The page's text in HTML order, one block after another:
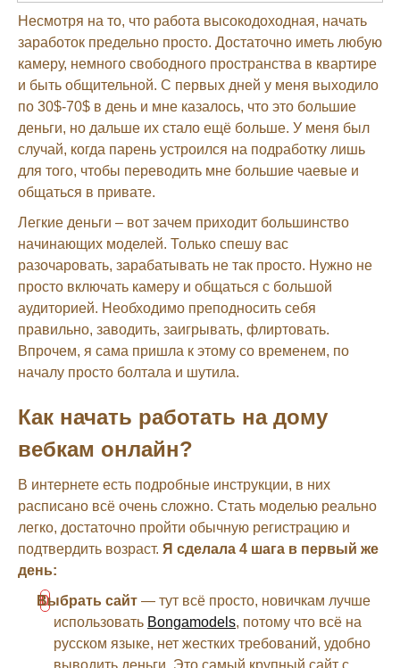
Несмотря на то, что работа высокодоходная, начать
заработок предельно просто. Достаточно иметь любую
камеру, немного свободного пространства в квартире
и быть общительной. С первых дней у меня выходило
по 30$-70$ в день и мне казалось, что это большие
деньги, но дальше их стало ещё больше. У меня был
случай, когда парень устроился на подработку лишь
для того, чтобы переводить мне большие чаевые и
общаться в привате.
Легкие деньги – вот зачем приходит большинство
начинающих моделей. Только спешу вас
разочаровать, зарабатывать не так просто. Нужно не
просто включать камеру и общаться с большой
аудиторией. Необходимо преподносить себя
правильно, заводить, заигрывать, флиртовать.
Впрочем, я сама пришла к этому со временем, по
началу просто болтала и шутила.
Как начать работать на дому
вебкам онлайн?
В интернете есть подробные инструкции, в них
расписано всё очень сложно. Стать моделью реально
легко, достаточно пройти обычную регистрацию и
подтвердить возраст. Я сделала 4 шага в первый же
день:
Выбрать сайт — тут всё просто, новичкам лучше
использовать Bongamodels, потому что всё на
русском языке, нет жестких требований, удобно